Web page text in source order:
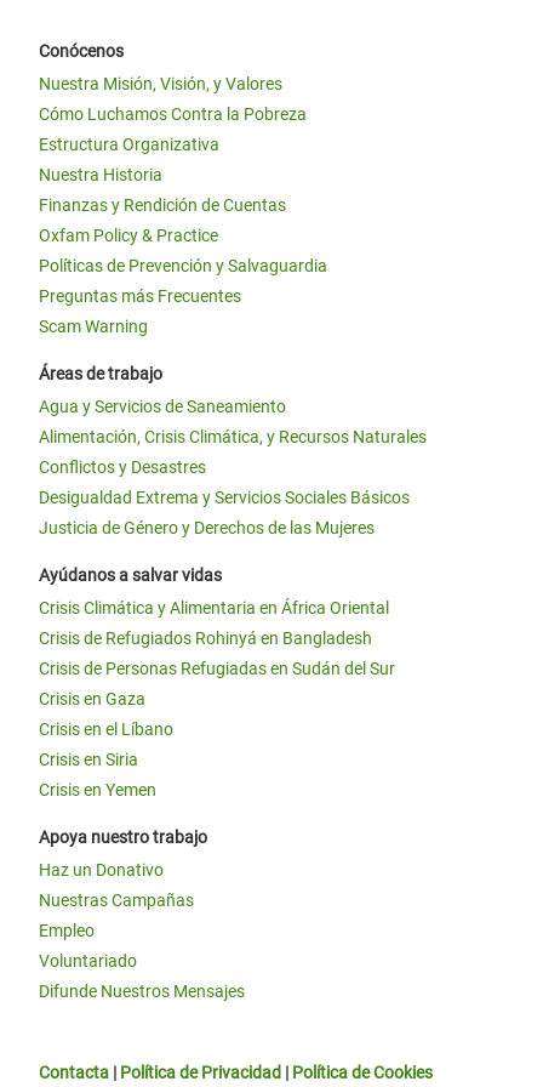
Conócenos
Nuestra Misión, Visión, y Valores
Cómo Luchamos Contra la Pobreza
Estructura Organizativa
Nuestra Historia
Finanzas y Rendición de Cuentas
Oxfam Policy & Practice
Políticas de Prevención y Salvaguardia
Preguntas más Frecuentes
Scam Warning
Áreas de trabajo
Agua y Servicios de Saneamiento
Alimentación, Crisis Climática, y Recursos Naturales
Conflictos y Desastres
Desigualdad Extrema y Servicios Sociales Básicos
Justicia de Género y Derechos de las Mujeres
Ayúdanos a salvar vidas
Crisis Climática y Alimentaria en África Oriental
Crisis de Refugiados Rohinyá en Bangladesh
Crisis de Personas Refugiadas en Sudán del Sur
Crisis en Gaza
Crisis en el Líbano
Crisis en Siria
Crisis en Yemen
Apoya nuestro trabajo
Haz un Donativo
Nuestras Campañas
Empleo
Voluntariado
Difunde Nuestros Mensajes
Contacta | Política de Privacidad | Política de Cookies